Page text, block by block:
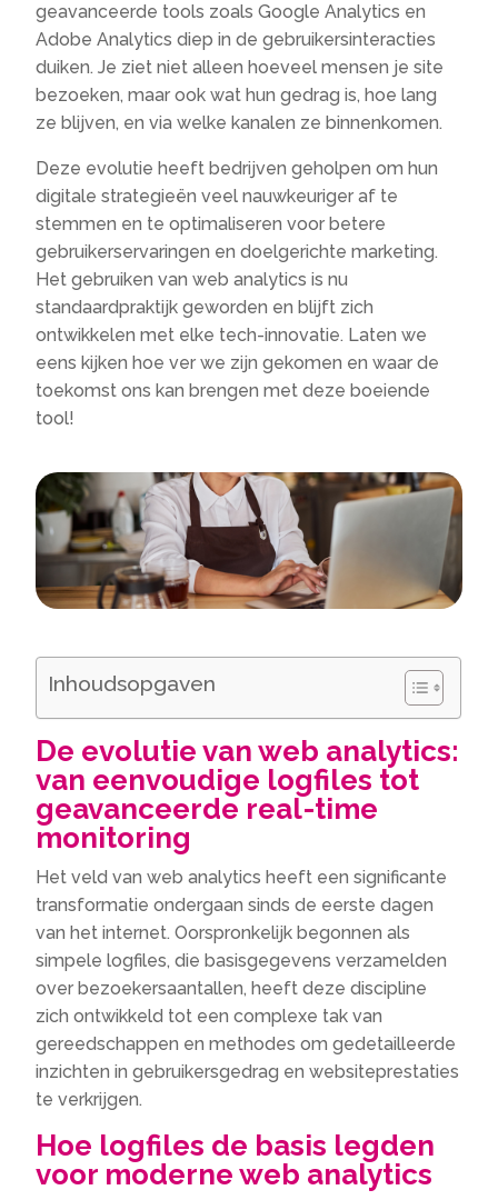
geavanceerde tools zoals Google Analytics en
Adobe Analytics diep in de gebruikersinteracties
duiken. Je ziet niet alleen hoeveel mensen je site
bezoeken, maar ook wat hun gedrag is, hoe lang
ze blijven, en via welke kanalen ze binnenkomen.
Deze evolutie heeft bedrijven geholpen om hun
digitale strategieën veel nauwkeuriger af te
stemmen en te optimaliseren voor betere
gebruikerservaringen en doelgerichte marketing.
Het gebruiken van web analytics is nu
standaardpraktijk geworden en blijft zich
ontwikkelen met elke tech-innovatie. Laten we
eens kijken hoe ver we zijn gekomen en waar de
toekomst ons kan brengen met deze boeiende
tool!
Inhoudsopgaven
De evolutie van web analytics:
van eenvoudige logfiles tot
geavanceerde real-time
monitoring
Het veld van web analytics heeft een significante
transformatie ondergaan sinds de eerste dagen
van het internet. Oorspronkelijk begonnen als
simpele logfiles, die basisgegevens verzamelden
over bezoekersaantallen, heeft deze discipline
zich ontwikkeld tot een complexe tak van
gereedschappen en methodes om gedetailleerde
inzichten in gebruikersgedrag en websiteprestaties
te verkrijgen.
Hoe logfiles de basis legden
voor moderne web analytics